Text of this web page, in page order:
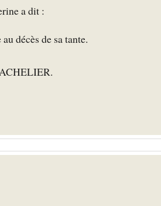
a dit :
décès de sa tante.